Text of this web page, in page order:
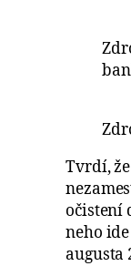
Tvrdí,
očistení
neho
augusta